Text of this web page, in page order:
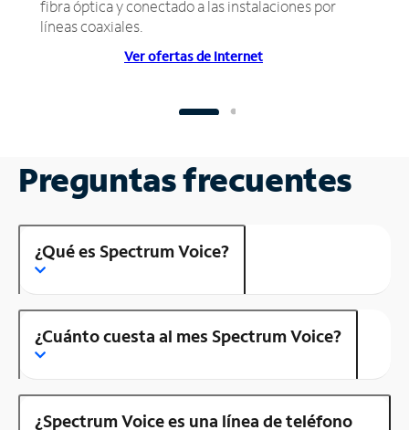
fibra óptica y conectado a las instalaciones por
líneas coaxiales.
Ver ofertas de Internet
Preguntas frecuentes
¿Qué es Spectrum Voice?
¿Cuánto cuesta al mes Spectrum Voice?
¿Spectrum Voice es una línea de teléfono